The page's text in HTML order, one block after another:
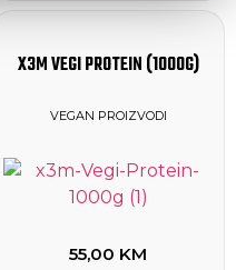
X3M VEGI PROTEIN (1000G)
VEGAN PROIZVODI
55,00 KM